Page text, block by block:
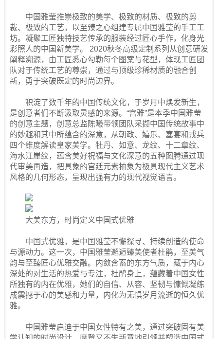
中国雅莹推崇极致的美学、极致的材质、极致的剪
裁、极致的工艺，以至臻之心组建专属中国雅莹的手工工
坊。凝聚工匠独特技艺传承的服装经过匠心手作，化身光
彩照人的中国新美学。 2020秋冬高级定制系列从创意研发
阐释溯源，由工匠悉心勾勒每个图案与花型，体现工匠团
队对于传统工艺的尊崇，通过与顶级珍稀材质的融合创
新，勇于突破既定的时尚边界。
积淀了数千年的中国传统文化，于岁月中焕发新生，
是创意者们不断汲取灵感的来源。“宫雅”是本季中国雅莹
的创意主题，创意总监陈曦带领团队采撷中国传统故事中
的妙趣和其中所蕴含的深意，从朝政、嬉乐、塞宴和戎兵
四个维度解读皇家美学。牡丹、如意、龙纹、十二章纹、
海水江崖纹，蕴含美好祝福与文化深意的五种图腾通过现
代审美再造，把具象的宫廷元素抽象为极具现代主义艺术
风格的几何形态，呈现出强有力的现代视觉语言。
大美东方，时尚定义中国式优雅
中国式优雅，是中国雅莹不懈探寻、持续创造的使命
与源动力。这一次，中国雅莹邂逅臻美使者杜鹃，至美气
韵与至臻匠心优雅交融。内敛含蓄的东方气质，藏于内心
深处的对生活的热爱与专注，杜鹃身上，蕴藏着中国女性
所独有的内在优雅，她们的自信、从容、坚韧与慷慨凝练
成震撼于心的美感和力量，内化为无惧岁月流逝的恒久优
雅。
中国雅莹启迪于中国女性特有之美，通过突破固有美